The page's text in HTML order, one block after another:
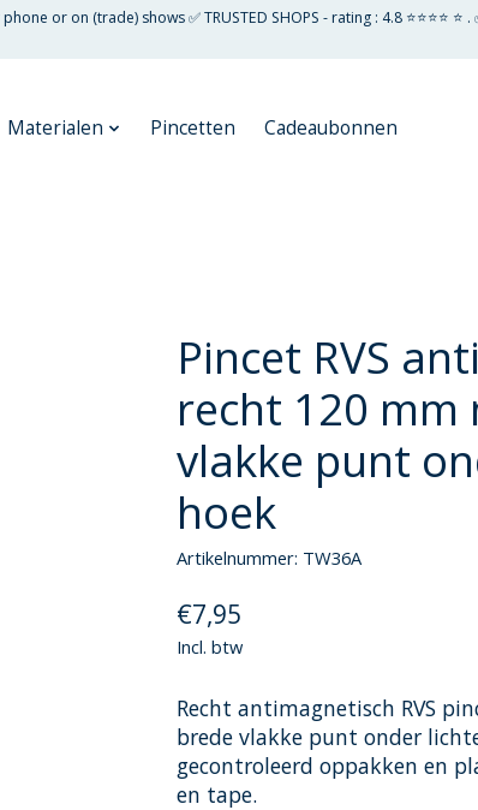
or on (trade) shows ✅ TRUSTED SHOPS - rating : 4.8 ⭐⭐⭐⭐ ⭐ .
Materialen Pincetten Cadeaubonnen
Pincet RVS
recht 120 mm
vlakke punt
hoek
Artikelnummer: TW36A
€7,95
Incl. btw
Recht antimagnetisch RVS
brede vlakke punt onder
gecontroleerd oppakken en
en tape.